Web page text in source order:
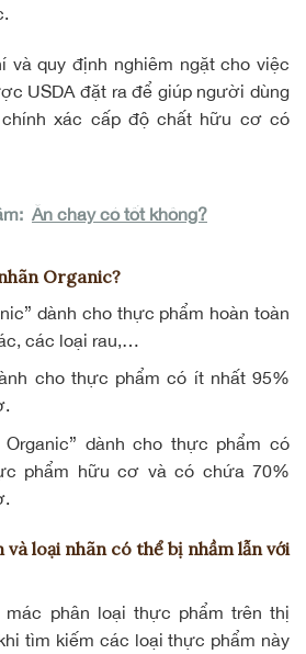
và quy định nghiêm ngặt cho việc
USDA đặt ra để giúp người dùng
xác cấp độ chất hữu cơ có
Ăn chay có tốt không?
Organic?
dành cho thực phẩm hoàn toàn
các loại rau,…
cho thực phẩm có ít nhất 95%
Organic” dành cho thực phẩm có
phẩm hữu cơ và có chứa 70%
và loại nhãn có thể bị nhầm lẫn với
mác phân loại thực phẩm trên thị
tìm kiếm các loại thực phẩm này